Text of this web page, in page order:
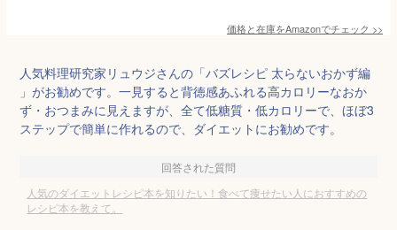
価格と在庫をAmazonでチェック >>
人気料理研究家リュウジさんの「バズレシピ 太らないおかず編
」がお勧めです。一見すると背徳感あふれる高カロリーなおか
ず・おつまみに見えますが、全て低糖質・低カロリーで、ほぼ3
ステップで簡単に作れるので、ダイエットにお勧めです。
回答された質問
人気のダイエットレシピ本を知りたい！食べて痩せたい人におすすめの
レシピ本を教えて。